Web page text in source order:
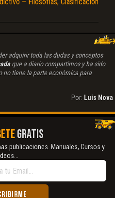
– Filosofías, Clasificación
adquirir toda las dudas y conceptos
que a diario compartimos y ha sido
no tiene la parte económica para
Por: Luis Nova
GRATIS
publicaciones. Manuales, Cursos y